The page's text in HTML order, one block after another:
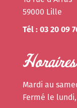
59000 Lille
Tél : 03 20 09
Horaires
Mardi au
Fermé le